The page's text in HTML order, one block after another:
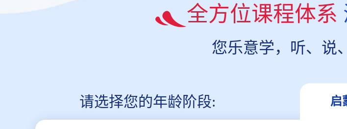
全方位课程体系
您乐意学，听、说
请选择您的年龄阶段: 启